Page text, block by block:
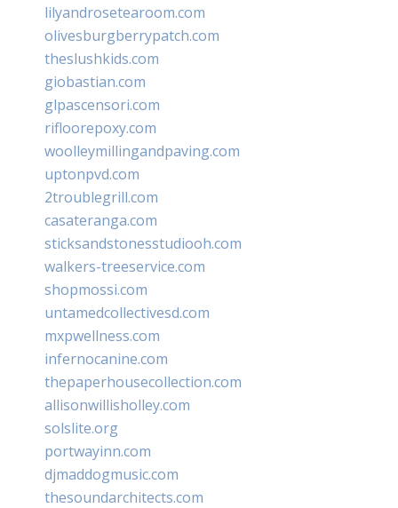
lilyandrosetearoom.com
olivesburgberrypatch.com
theslushkids.com
giobastian.com
glpascensori.com
rifloorepoxy.com
woolleymillingandpaving.com
uptonpvd.com
2troublegrill.com
casateranga.com
sticksandstonesstudiooh.com
walkers-treeservice.com
shopmossi.com
untamedcollectivesd.com
mxpwellness.com
infernocanine.com
thepaperhousecollection.com
allisonwillisholley.com
solslite.org
portwayinn.com
djmaddogmusic.com
thesoundarchitects.com